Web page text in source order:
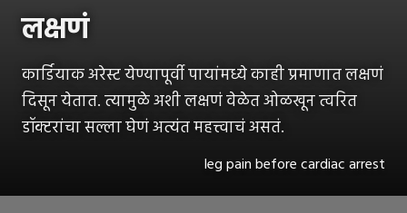
लक्षणं
कार्डियाक अरेस्ट येण्यापूर्वी पायांमध्ये काही प्रमाणात लक्षणं
दिसून येतात. त्यामुळे अशी लक्षणं वेळेत ओळखून त्वरित
डॉक्टरांचा सल्ला घेणं अत्यंत महत्त्वाचं असतं.
leg pain before cardiac arrest